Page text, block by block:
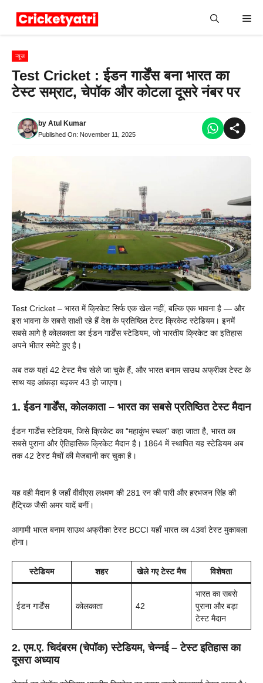
न्यूज
Test Cricket : ईडन गार्डेंस बना भारत का
टेस्ट सम्राट, चेपॉक और कोटला दूसरे नंबर पर
by Atul Kumar
Published On: November 11, 2025
Test Cricket – भारत में क्रिकेट सिर्फ एक खेल नहीं, बल्कि एक भावना है — और
इस भावना के सबसे साक्षी रहे हैं देश के प्रतिष्ठित टेस्ट क्रिकेट स्टेडियम। इनमें
सबसे आगे है कोलकाता का ईडन गार्डेंस स्टेडियम, जो भारतीय क्रिकेट का इतिहास
अपने भीतर समेटे हुए है।
अब तक यहां 42 टेस्ट मैच खेले जा चुके हैं, और भारत बनाम साउथ अफ्रीका टेस्ट के
साथ यह आंकड़ा बढ़कर 43 हो जाएगा।
1. ईडन गार्डेंस, कोलकाता – भारत का सबसे प्रतिष्ठित टेस्ट मैदान
ईडन गार्डेंस स्टेडियम, जिसे क्रिकेट का “महाकुंभ स्थल” कहा जाता है, भारत का
सबसे पुराना और ऐतिहासिक क्रिकेट मैदान है। 1864 में स्थापित यह स्टेडियम अब
तक 42 टेस्ट मैचों की मेजबानी कर चुका है।
यह वही मैदान है जहाँ वीवीएस लक्ष्मण की 281 रन की पारी और हरभजन सिंह की
हैट्रिक जैसी अमर यादें बनीं।
आगामी भारत बनाम साउथ अफ्रीका टेस्ट BCCI यहाँ भारत का 43वां टेस्ट मुकाबला
होगा।
स्टेडियम शहर खेले गए टेस्ट मैच विशेषता
ईडन गार्डेंस कोलकाता 42
भारत का सबसे
पुराना और बड़ा
टेस्ट मैदान
2. एम.ए. चिदंबरम (चेपॉक) स्टेडियम, चेन्नई – टेस्ट इतिहास का
दूसरा अध्याय